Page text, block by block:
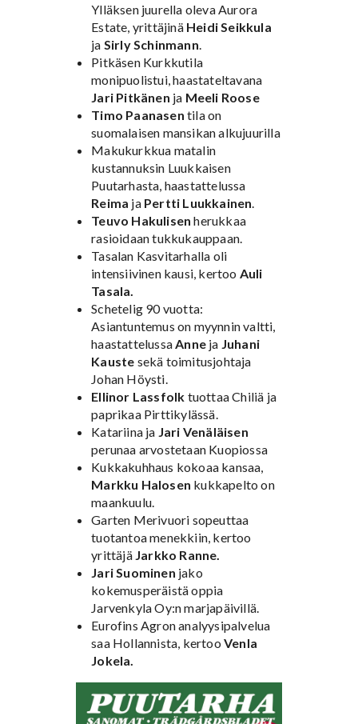
Ylläksen juurella oleva Aurora
Estate, yrittäjinä Heidi Seikkula
ja Sirly Schinmann.
Pitkäsen Kurkkutila
monipuolistui, haastateltavana
Jari Pitkänen ja Meeli Roose
Timo Paanasen tila on
suomalaisen mansikan alkujuurilla
Makukurkkua matalin
kustannuksin Luukkaisen
Puutarhasta, haastattelussa
Reima ja Pertti Luukkainen.
Teuvo Hakulisen herukkaa
rasioidaan tukkukauppaan.
Tasalan Kasvitarhalla oli
intensiivinen kausi, kertoo Auli
Tasala.
Schetelig 90 vuotta:
Asiantuntemus on myynnin valtti,
haastattelussaAnne ja Juhani
Kauste sekä toimitusjohtaja
Johan Höysti.
Ellinor Lassfolk tuottaa Chiliä ja
paprikaa Pirttikylässä.
Katariina ja Jari Venäläisen
perunaa arvostetaan Kuopiossa
Kukkakuhhaus kokoaa kansaa,
Markku Halosen kukkapelto on
maankuulu.
Garten Merivuori sopeuttaa
tuotantoa menekkiin, kertoo
yrittäjä Jarkko Ranne.
Jari Suominen jako
kokemusperäistä oppia
Jarvenkyla Oy:n marjapäivillä.
Eurofins Agron analyysipalvelua
saa Hollannista, kertoo Venla
Jokela.